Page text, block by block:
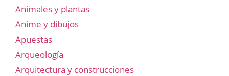
Animales y plantas
Anime y dibujos
Apuestas
Arqueología
Arquitectura y construcciones